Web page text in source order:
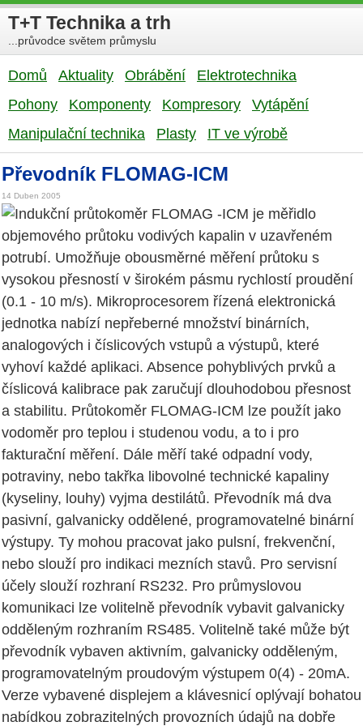
T+T Technika a trh
...průvodce světem průmyslu
Domů Aktuality Obrábění
Elektrotechnika
Pohony
Komponenty Kompresory
Vytápění
Manipulační technika
Plasty IT ve výrobě
Převodník FLOMAG-ICM
14 Duben 2005
Indukční průtokoměr FLOMAG -ICM je měřidlo
objemového průtoku vodivých kapalin v uzavřeném
potrubí. Umožňuje obousměrné měření průtoku s
vysokou přesností v širokém pásmu rychlostí proudění
(0.1 - 10 m/s). Mikroprocesorem řízená elektronická
jednotka nabízí nepřeberné množství binárních,
analogových i číslicových vstupů a výstupů, které
vyhoví každé aplikaci. Absence pohyblivých prvků a
číslicová kalibrace pak zaručují dlouhodobou přesnost
a stabilitu. Průtokoměr FLOMAG-ICM lze použít jako
vodoměr pro teplou i studenou vodu, a to i pro
fakturační měření. Dále měří také odpadní vody,
potraviny, nebo takřka libovolné technické kapaliny
(kyseliny, louhy) vyjma destilátů. Převodník má dva
pasivní, galvanicky oddělené, programovatelné binární
výstupy. Ty mohou pracovat jako pulsní, frekvenční,
nebo slouží pro indikaci mezních stavů. Pro servisní
účely slouží rozhraní RS232. Pro průmyslovou
komunikaci lze volitelně převodník vybavit galvanicky
odděleným rozhraním RS485. Volitelně také může být
převodník vybaven aktivním, galvanicky odděleným,
programovatelným proudovým výstupem 0(4) - 20mA.
Verze vybavené displejem a klávesnicí oplývají bohatou
nabídkou zobrazitelných provozních údajů na dobře